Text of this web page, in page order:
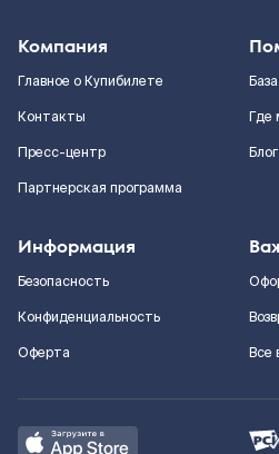
Компания
Главное о Купибилете
Контакты
Пресс-центр
Партнерская программа
Где
Блог
Информация
Безопасность
Конфиденциальность
Оферта
Все